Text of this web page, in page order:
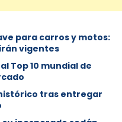
para carros y motos:
vigentes
Top 10 mundial de
tras entregar